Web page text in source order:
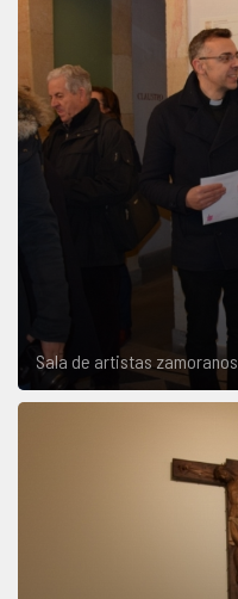
Sala de artistas zamoranos